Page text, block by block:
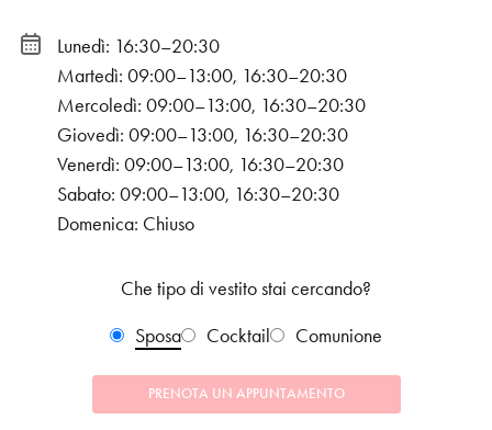
Lunedì: 16:30–20:30
Martedì: 09:00–13:00, 16:30–20:30
Mercoledì: 09:00–13:00, 16:30–20:30
Giovedì: 09:00–13:00, 16:30–20:30
Venerdì: 09:00–13:00, 16:30–20:30
Sabato: 09:00–13:00, 16:30–20:30
Domenica: Chiuso
Che tipo di vestito stai cercando?
Sposa
Cocktail Comunione
PRENOTA UN APPUNTAMENTO